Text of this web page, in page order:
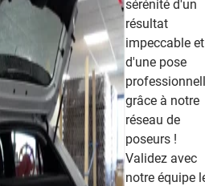
sérénité d'un
résultat
impeccable et
d'une pose
grâce à notre
réseau de
poseurs !
Validez avec
notre équipe